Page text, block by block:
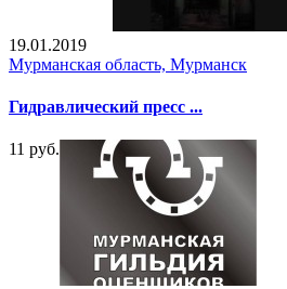
19.01.2019
Мурманская область, Мурманск
Гидравлический пресс ...
11 руб.